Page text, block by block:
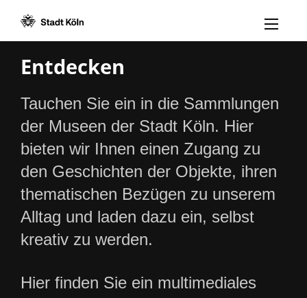
Menü
Entdecken
Tauchen Sie ein in die Sammlungen
der Museen der Stadt Köln. Hier
bieten wir Ihnen einen Zugang zu
den Geschichten der Objekte, ihren
thematischen Bezügen zu unserem
Alltag und laden dazu ein, selbst
kreativ zu werden.
Hier finden Sie ein multimediales